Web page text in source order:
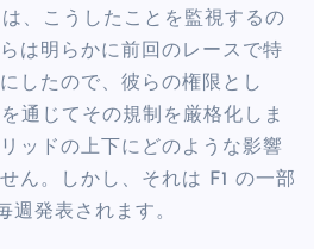
、こうしたことを監視するの
は明らかに前回のレースで特
したので、彼らの権限とし
通じてその規制を厳格化しま
ッドの上下にどのような影響
ん。しかし、それは F1 の一部
週発表されます。